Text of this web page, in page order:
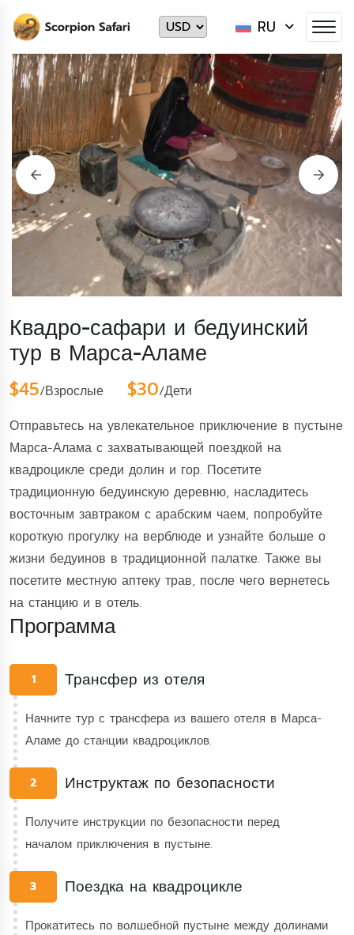
RU
Квадро-сафари и бедуинский
тур в Марса-Аламе
$45/Взрослые $30/Дети
Отправьтесь на увлекательное приключение в пустыне
Марса-Алама с захватывающей поездкой на
квадроцикле среди долин и гор. Посетите
традиционную бедуинскую деревню, насладитесь
восточным завтраком с арабским чаем, попробуйте
короткую прогулку на верблюде и узнайте больше о
жизни бедуинов в традиционной палатке. Также вы
посетите местную аптеку трав, после чего вернетесь
на станцию и в отель.
Программа
1 Трансфер из отеля
Начните тур с трансфера из вашего отеля в Марса-
Аламе до станции квадроциклов.
2 Инструктаж по безопасности
Получите инструкции по безопасности перед
началом приключения в пустыне.
3 Поездка на квадроцикле
Прокатитесь по волшебной пустыне между долинами